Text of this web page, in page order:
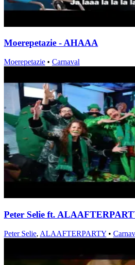
Moerepetazie - AHAAA
Moerepetazie • Carnaval
Peter Selie ft.
Peter Selie, ALAAFTERPARTY •